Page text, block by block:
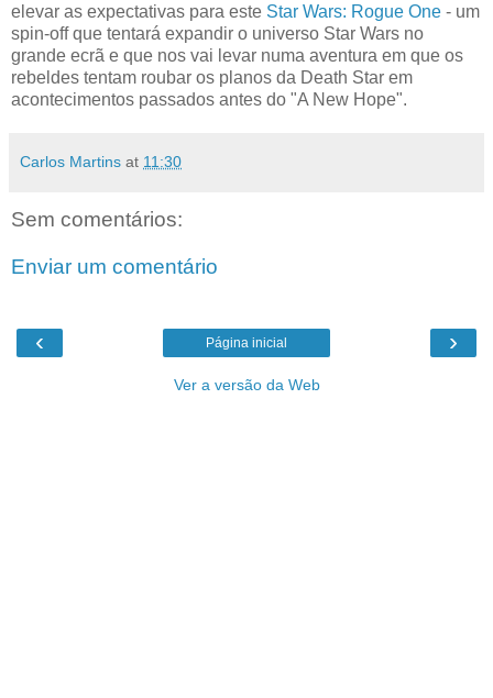
elevar as expectativas para este Star Wars: Rogue One - um
spin-off que tentará expandir o universo Star Wars no
grande ecrã e que nos vai levar numa aventura em que os
rebeldes tentam roubar os planos da Death Star em
acontecimentos passados antes do "A New Hope".
Carlos Martins at 11:30
Sem comentários:
Enviar um comentário
‹ ›
Página inicial
Ver a versão da Web